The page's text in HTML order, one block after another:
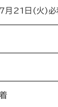
21日(火)必